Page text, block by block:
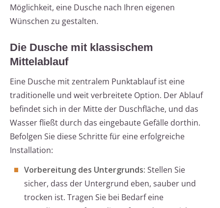
Möglichkeit, eine Dusche nach Ihren eigenen
Wünschen zu gestalten.
Die Dusche mit klassischem
Mittelablauf
Eine Dusche mit zentralem Punktablauf ist eine
traditionelle und weit verbreitete Option. Der Ablauf
befindet sich in der Mitte der Duschfläche, und das
Wasser fließt durch das eingebaute Gefälle dorthin.
Befolgen Sie diese Schritte für eine erfolgreiche
Installation:
Vorbereitung des Untergrunds: Stellen Sie
sicher, dass der Untergrund eben, sauber und
trocken ist. Tragen Sie bei Bedarf eine